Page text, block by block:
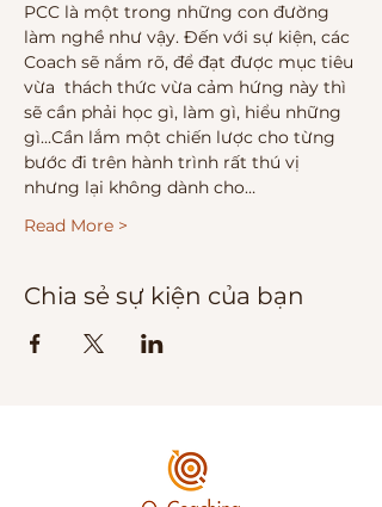
PCC là một trong những con đường
làm nghề như vậy. Đến với sự kiện, các
Coach sẽ nắm rõ, để đạt được mục tiêu
vừa  thách thức vừa cảm hứng này thì
sẽ cần phải học gì, làm gì, hiểu những
gì...Cần lắm một chiến lược cho từng
bước đi trên hành trình rất thú vị
nhưng lại không dành cho…
Read More >
Chia sẻ sự kiện của bạn